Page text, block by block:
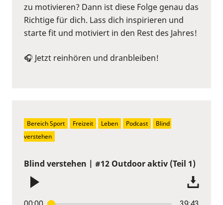
zu motivieren? Dann ist diese Folge genau das
Richtige für dich. Lass dich inspirieren und
starte fit und motiviert in den Rest des Jahres!
🎧 Jetzt reinhören und dranbleiben!
Blind verstehen | #12 Outdoor aktiv (Teil 1)
Bereich Sport Freizeit Leben Podcast
Blind
verstehen